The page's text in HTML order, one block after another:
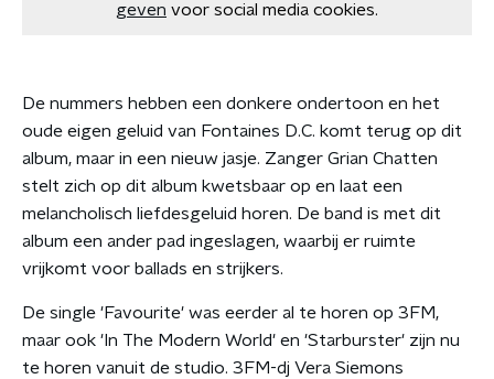
geven voor social media cookies.
De nummers hebben een donkere ondertoon en het
oude eigen geluid van Fontaines D.C. komt terug op dit
album, maar in een nieuw jasje. Zanger Grian Chatten
stelt zich op dit album kwetsbaar op en laat een
melancholisch liefdesgeluid horen. De band is met dit
album een ander pad ingeslagen, waarbij er ruimte
vrijkomt voor ballads en strijkers.
De single 'Favourite' was eerder al te horen op 3FM,
maar ook 'In The Modern World' en 'Starburster' zijn nu
te horen vanuit de studio. 3FM-dj Vera Siemons